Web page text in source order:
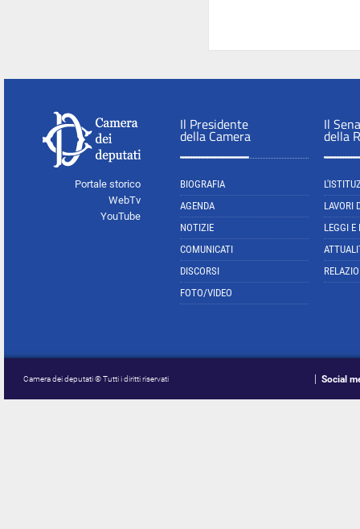
Portale storico
WebTv
YouTube
Il Presidente
della Camera
BIOGRAFIA
AGENDA
NOTIZIE
COMUNICATI
DISCORSI
FOTO/VIDEO
Il
della
LAVORI
LEGGI E
Camera dei deputati © Tutti i diritti riservati Social